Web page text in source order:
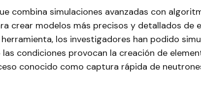
combina simulaciones avanzadas con
crear modelos más precisos y detallados de
los investigadores han podido
condiciones provocan la creación de
conocido como captura rápida de